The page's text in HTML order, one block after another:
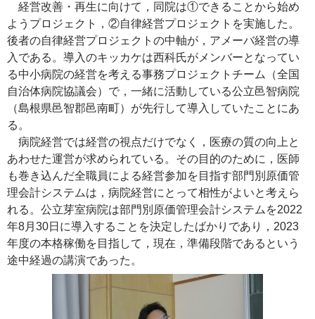
経営改善・再生に向けて，同院は①できることから始め
ようプロジェクト，②自律経営プロジェクトを実施した。
後者の自律経営プロジェクトの中軸が，アメーバ経営の導
入である。導入のキッカケは西科氏がメンバーとなってい
る中小病院の経営を考える事務プロジェクトチーム（全国
自治体病院協議会）で，一緒に活動している公立邑智病院
（島根県邑智郡邑南町）が先行して導入していたことにあ
る。
病院経営では経営の視点だけでなく，医療の質の向上と
あわせた運営が求められている。その目的のために，医師
も巻き込んだ全職員による経営参加を目指す部門別原価管
理会計システムは，病院経営にとって相性がよいと考えら
れる。公立芽室病院は部門別原価管理会計システムを2022
年8月30日に導入することを決定したばかりであり，2023
年度の本格稼働を目指して，現在，準備段階であるという
途中経過の講演であった。